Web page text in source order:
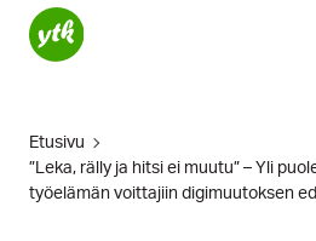
Hyppää
sisältöön
Etusivu
”Leka, rälly ja hitsi ei muutu” – Yli
työelämän voittajiin digimuutoksen